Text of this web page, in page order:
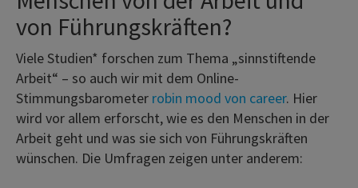
von Führungskräften?
Viele Studien* forschen zum Thema „sinnstiftende
Arbeit“ – so auch wir mit dem Online-
Stimmungsbarometer robin mood von career. Hier
wird vor allem erforscht, wie es den Menschen in der
Arbeit geht und was sie sich von Führungskräften
wünschen. Die Umfragen zeigen unter anderem: